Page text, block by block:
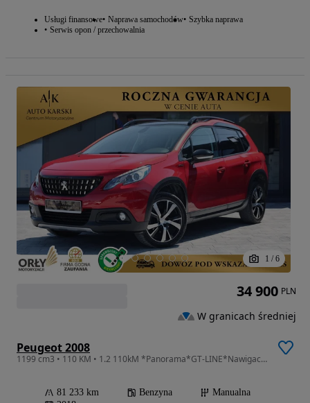
Usługi finansowe Naprawa samochodów Szybka naprawa
Serwis opon / przechowalnia
1 / 6
Peugeot 2008
1199 cm3 • 110 KM • 1.2 110kM *Panorama*GT-LINE*Nawigacja*Kamera Cofania*ABS*Bluetooth*
81 233 km Benzyna
Manualna
34 900 PLN
W granicach średniej